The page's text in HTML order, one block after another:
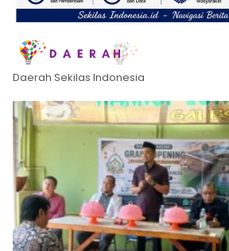
Daerah Sekilas Indonesia